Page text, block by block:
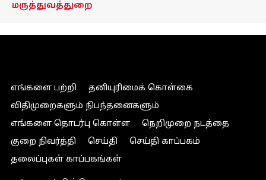
மருத்துவத்துறை
எங்களை பற்றி
தனியுரிமைக் கொள்கை
விதிமுறைகளும் நிபந்தனைகளும்
எங்களை தொடர்பு கொள்ள
நெறிமுறை நடத்தை
குறை நிவர்த்தி
செய்தி
செய்தி காப்பகம்
தலைப்புகள் காப்பகங்கள்